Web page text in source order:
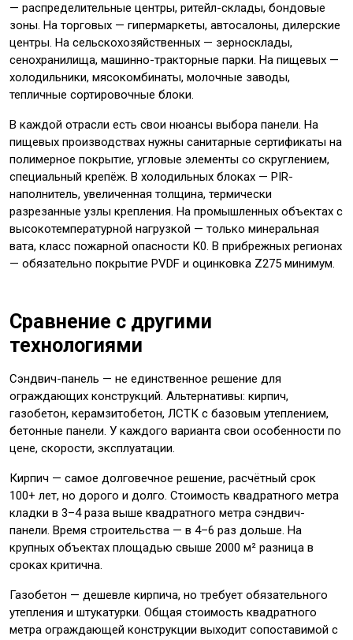
— распределительные центры, ритейл-склады, бондовые
зоны. На торговых — гипермаркеты, автосалоны, дилерские
центры. На сельскохозяйственных — зерносклады,
сенохранилища, машинно-тракторные парки. На пищевых —
холодильники, мясокомбинаты, молочные заводы,
тепличные сортировочные блоки.
В каждой отрасли есть свои нюансы выбора панели. На
пищевых производствах нужны санитарные сертификаты на
полимерное покрытие, угловые элементы со скруглением,
специальный крепёж. В холодильных блоках — PIR-
наполнитель, увеличенная толщина, термически
разрезанные узлы крепления. На промышленных объектах с
высокотемпературной нагрузкой — только минеральная
вата, класс пожарной опасности К0. В прибрежных регионах
— обязательно покрытие PVDF и оцинковка Z275 минимум.
Сравнение с другими
технологиями
Сэндвич-панель — не единственное решение для
ограждающих конструкций. Альтернативы: кирпич,
газобетон, керамзитобетон, ЛСТК с базовым утеплением,
бетонные панели. У каждого варианта свои особенности по
цене, скорости, эксплуатации.
Кирпич — самое долговечное решение, расчётный срок
100+ лет, но дорого и долго. Стоимость квадратного метра
кладки в 3–4 раза выше квадратного метра сэндвич-
панели. Время строительства — в 4–6 раз дольше. На
крупных объектах площадью свыше 2000 м² разница в
сроках критична.
Газобетон — дешевле кирпича, но требует обязательного
утепления и штукатурки. Общая стоимость квадратного
метра ограждающей конструкции выходит сопоставимой с